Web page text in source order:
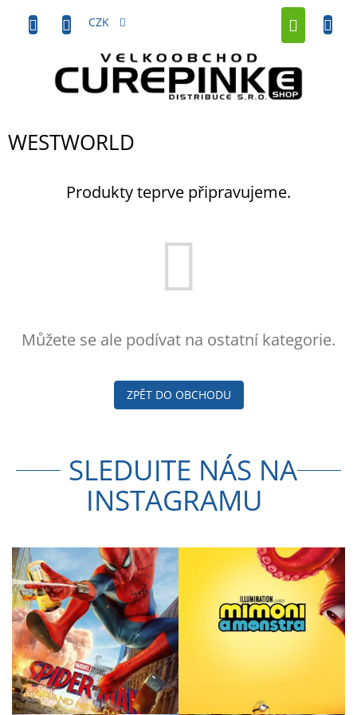
obsah
CZK
WESTWORLD
Produkty teprve připravujeme.
Můžete se ale podívat na ostatní kategorie.
ZPĚT DO OBCHODU
SLEDUJTE NÁS NA
INSTAGRAMU